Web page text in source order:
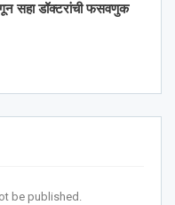
सहा डॉक्टरांची फसवणुक
be published.